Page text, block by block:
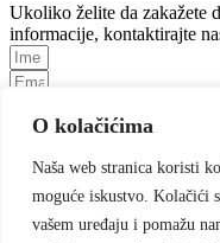
O kolačićima
Naša web stranica koristi
moguće iskustvo. Kolačići
vašem uređaju i pomažu
Ukoliko želite da zakažete
informacije, kontaktirajte